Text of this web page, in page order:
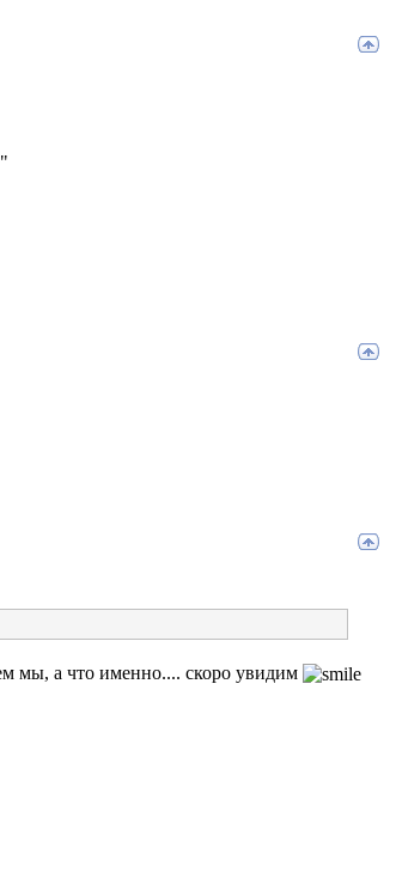
мы, а что именно.... скоро увидим